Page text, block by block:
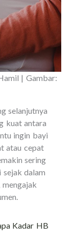
| Gambar:
selanjutnya
kuat antara
ingin bayi
atau cepat
sering
sejak dalam
mengajak
Kadar HB